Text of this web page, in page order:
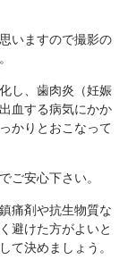
いますので撮影の
し、歯肉炎（妊娠
血する病気にかか
かりとおこなって
ご安心下さい。
痛剤や抗生物質な
避けた方がよいと
て決めましょう。